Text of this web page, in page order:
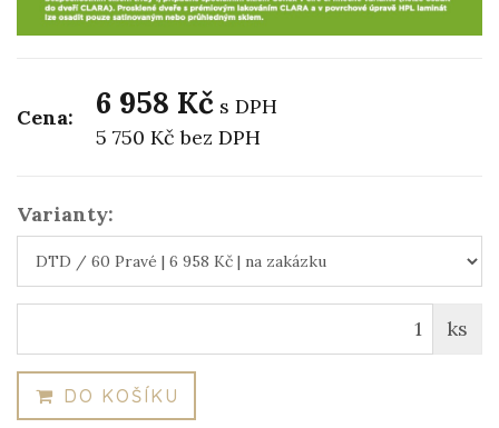
Cena: 6 958 Kč s DPH
5 750 Kčbez DPH
Varianty:
ks
DO KOŠÍKU